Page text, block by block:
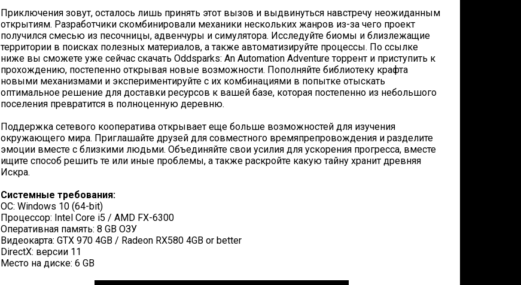
Приключения зовут, осталось лишь принять этот вызов и выдвинуться навстречу неожиданным
открытиям. Разработчики скомбинировали механики нескольких жанров из-за чего проект
получился смесью из песочницы, адвенчуры и симулятора. Исследуйте биомы и близлежащие
территории в поисках полезных материалов, а также автоматизируйте процессы. По ссылке
ниже вы сможете уже сейчас скачать Oddsparks: An Automation Adventure торрент и приступить к
прохождению, постепенно открывая новые возможности. Пополняйте библиотеку крафта
новыми механизмами и экспериментируйте с их комбинациями в попытке отыскать
оптимальное решение для доставки ресурсов к вашей базе, которая постепенно из небольшого
поселения превратится в полноценную деревню.
Поддержка сетевого кооператива открывает еще больше возможностей для изучения
окружающего мира. Приглашайте друзей для совместного времяпрепровождения и разделите
эмоции вместе с близкими людьми. Объединяйте свои усилия для ускорения прогресса, вместе
ищите способ решить те или иные проблемы, а также раскройте какую тайну хранит древняя
Искра.
Системные требования:
ОС: Windows 10 (64-bit)
Процессор: Intel Core i5 / AMD FX-6300
Оперативная память: 8 GB ОЗУ
Видеокарта: GTX 970 4GB / Radeon RX580 4GB or better
DirectX: версии 11
Место на диске: 6 GB